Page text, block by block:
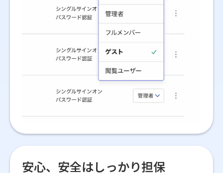
安心、安全はしっかり担保